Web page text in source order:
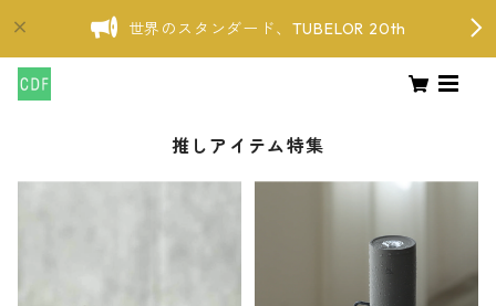
世界のスタンダード、TUBELOR 20th
推しアイテム特集